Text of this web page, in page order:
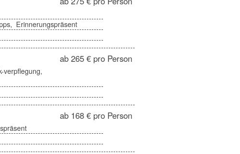
Erinnerungspräsent
ab 265 € pro Person
verpflegung,
ab 168 € pro Person